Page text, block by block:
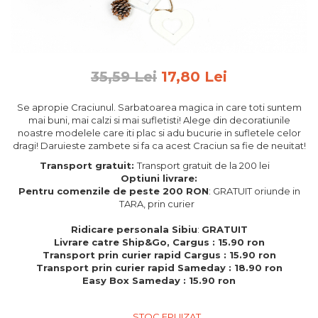
Diplome si Plachete
Insigne
Felicitari din lemn
Felicitari pentru cei dragi
Felicitari cu model
Aromaterapie
Papioane din lemn
Decoratiuni pentru casa
35,59 Lei 17,80 Lei
Se apropie Craciunul. Sarbatoarea magica in care toti suntem
mai buni, mai calzi si mai sufletisti! Alege din decoratiunile
noastre modelele care iti plac si adu bucurie in sufletele celor
dragi! Daruieste zambete si fa ca acest Craciun sa fie de neuitat!
Transport gratuit:Transport gratuit de la 200 lei
Optiuni livrare:
Pentru comenzile de peste 200 RON: GRATUIT oriunde in
TARA, prin curier
Ridicare personala Sibiu: GRATUIT
Livrare catre Ship&Go, Cargus : 15.90 ron
Transport prin curier rapid Cargus : 15.90 ron
Transport prin curier rapid Sameday : 18.90 ron
Easy Box Sameday : 15.90 ron